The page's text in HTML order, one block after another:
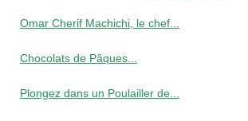
Omar Cherif Machichi, le chef...
Chocolats de Pâques...
Plongez dans un Poulailler de...